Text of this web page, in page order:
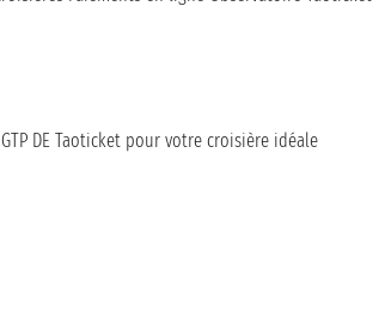
DE Taoticket pour votre croisière idéale